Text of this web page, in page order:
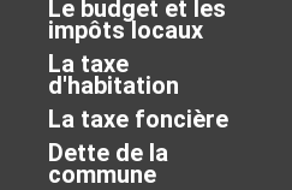
Le budget et les
impôts locaux
La taxe
d'habitation
La taxe foncière
Dette de la
commune